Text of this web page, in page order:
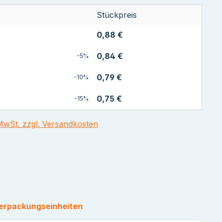
Stückpreis
0,88 €
-5% 0,84 €
-10% 0,79 €
-15% 0,75 €
zzgl. Versandkosten
Bewertung von 5 von 5 Sternen